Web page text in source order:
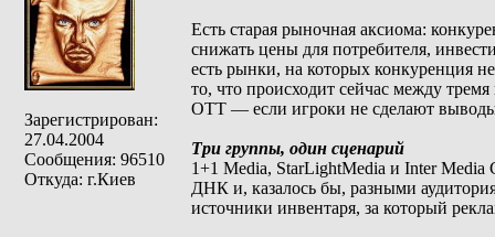
Зарегистрирован:
27.04.2004
Сообщения: 96510
Откуда: г.Киев
Есть старая рыночная аксиома:
снижать цены для потребителя,
есть рынки, на которых конкуренция
то, что происходит сейчас между
OTT — если игроки не сделают
Три группы, один сценарий
1+1 Media, StarLightMedia и Inter
ДНК и, казалось бы, разными
источники инвентаря, за который